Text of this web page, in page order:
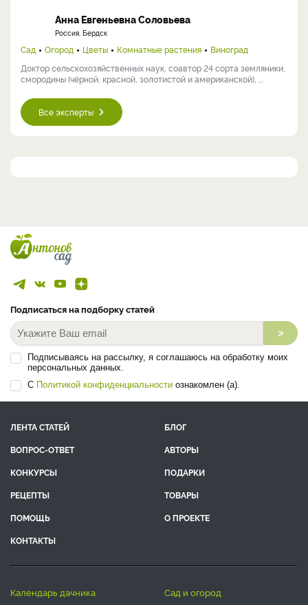
Анна Евгеньевна Соловьева
Россия, Бердск
Сад Огород Цветы Комнатные растения
Виноград
Доктор сельскохозяйственных наук, соавтор 24 сорта земляники,
смородины (чёрной, красной, золотистой и американской), ...
Все эксперты
Подписаться на подборку статей
>
Подписываясь на рассылку, я соглашаюсь на обработку моих
персональных данных.
С Политикой конфиденциальности ознакомлен (а).
ЛЕНТА СТАТЕЙ
БЛОГ
ВОПРОС-ОТВЕТ
АВТОРЫ
КОНКУРСЫ
ПОДАРКИ
РЕЦЕПТЫ
ТОВАРЫ
ПОМОЩЬ
О ПРОЕКТЕ
КОНТАКТЫ
календарь дачника сад и огород